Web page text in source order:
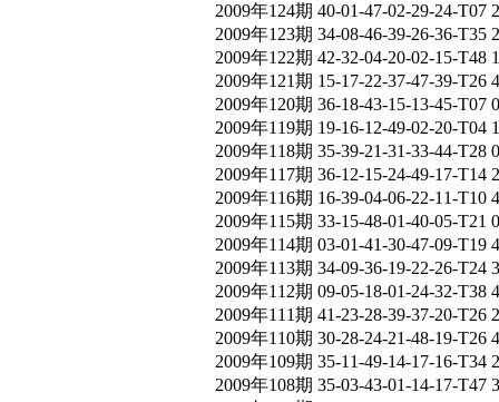
2009年124期 40-01-47-02-29-24-T07
2009年123期 34-08-46-39-26-36-T35
2009年122期 42-32-04-20-02-15-T48
2009年121期 15-17-22-37-47-39-T26
2009年120期 36-18-43-15-13-45-T07
2009年119期 19-16-12-49-02-20-T04
2009年118期 35-39-21-31-33-44-T28
2009年117期 36-12-15-24-49-17-T14
2009年116期 16-39-04-06-22-11-T10
2009年115期 33-15-48-01-40-05-T21
2009年114期 03-01-41-30-47-09-T19
2009年113期 34-09-36-19-22-26-T24
2009年112期 09-05-18-01-24-32-T38
2009年111期 41-23-28-39-37-20-T26
2009年110期 30-28-24-21-48-19-T26
2009年109期 35-11-49-14-17-16-T34
2009年108期 35-03-43-01-14-17-T47